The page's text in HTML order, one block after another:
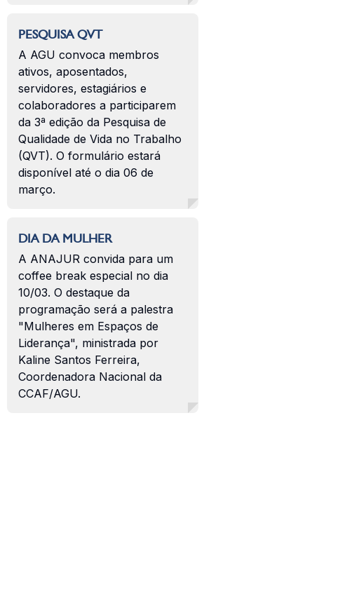
PESQUISA QVT
A AGU convoca membros
ativos, aposentados,
servidores, estagiários e
colaboradores a participarem
da 3ª edição da Pesquisa de
Qualidade de Vida no Trabalho
(QVT). O formulário estará
disponível até o dia 06 de
março.
DIA DA MULHER
A ANAJUR convida para um
coffee break especial no dia
10/03. O destaque da
programação será a palestra
"Mulheres em Espaços de
Liderança", ministrada por
Kaline Santos Ferreira,
Coordenadora Nacional da
CCAF/AGU.